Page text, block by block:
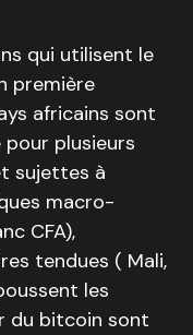
qui utilisent le
première
africains sont
pour plusieurs
sujettes à
macro-
CFA),
tendues ( Mali,
les
du bitcoin sont